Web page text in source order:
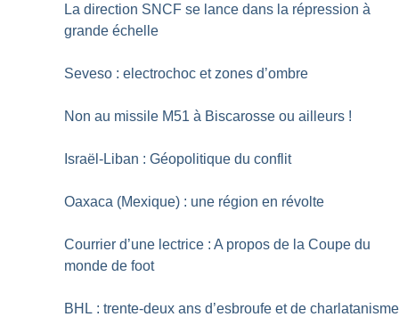
La direction SNCF se lance dans la répression à
grande échelle
Seveso : electrochoc et zones d’ombre
Non au missile M51 à Biscarosse ou ailleurs !
Israël-Liban : Géopolitique du conflit
Oaxaca (Mexique) : une région en révolte
Courrier d’une lectrice : A propos de la Coupe du
monde de foot
BHL : trente-deux ans d’esbroufe et de charlatanisme